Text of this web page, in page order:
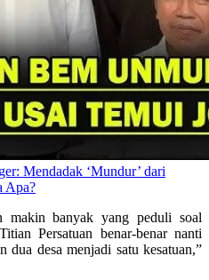
Mendadak ‘Mundur’ dari
Apa?
makin banyak yang peduli soal
Persatuan benar-benar nanti
dua desa menjadi satu kesatuan,”